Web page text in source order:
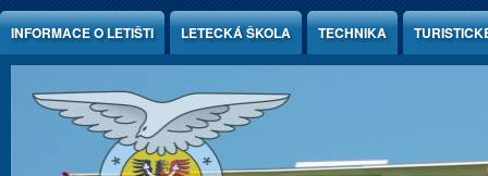
Jump to Content
INFORMACE O LETIŠTI LETECKÁ ŠKOLA TECHNIKA